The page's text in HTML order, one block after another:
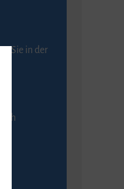
Sie in der